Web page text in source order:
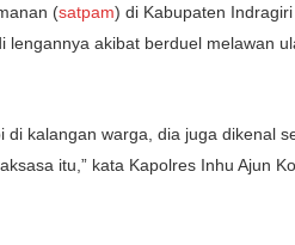
(satpam) di Kabupaten Indragiri
akibat berduel melawan
di kalangan warga, dia juga dikenal
itu,” kata Kapolres Inhu Ajun